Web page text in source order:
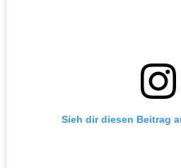
Sieh dir diesen Beitrag